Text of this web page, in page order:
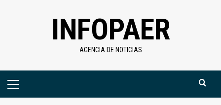
INFOPAER
AGENCIA DE NOTICIAS
Menú